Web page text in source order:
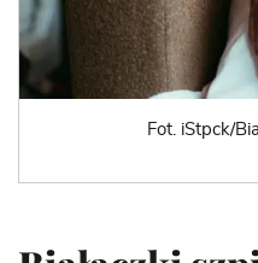
Fot. iStpck/